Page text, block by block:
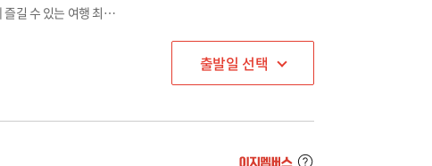
두바이/스페인/포르투갈/남프랑스/모나코 5국을 한 번에 즐길 수 있는 여행 최적의 루트로 떠나는 17大 도시, 가득 채워 담은 꿈꿔 온 여행! ★타사비교필수★ 포르투갈 남부 휴양 도시(알부페이라/포르티망) 포함
출발일 선택